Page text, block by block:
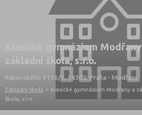
Klasické gymnázium
základní škola, s.r.o.
Rakovského 3136/1, 14300 Praha - Modřany
Základní škola > Klasické gymnázium Modřany a
škola, s.r.o.